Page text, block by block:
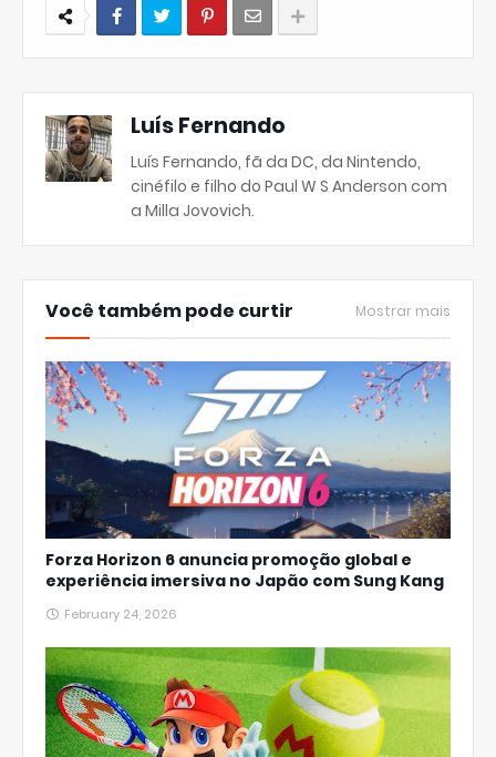
Luís Fernando
Luís Fernando, fã da DC, da Nintendo,
cinéfilo e filho do Paul W S Anderson com
a Milla Jovovich.
Você também pode curtir Mostrar mais
Forza Horizon 6 anuncia promoção global e
experiência imersiva no Japão com Sung Kang
February 24, 2026